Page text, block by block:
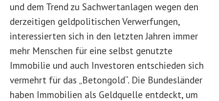
und dem Trend zu Sachwertanlagen wegen den
derzeitigen geldpolitischen Verwerfungen,
interessierten sich in den letzten Jahren immer
mehr Menschen für eine selbst genutzte
Immobilie und auch Investoren entschieden sich
vermehrt für das „Betongold“. Die Bundesländer
haben Immobilien als Geldquelle entdeckt, um